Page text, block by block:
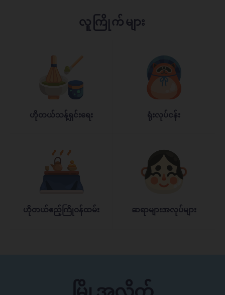
လူကြိုက်များ
ဟိုတယ်သန့်ရှင်းရေး ရုံးလုပ်ငန်း
ဟိုတယ်ဧည့်ကြိုဝန်ထမ်း ဆရာများအလုပ်များ